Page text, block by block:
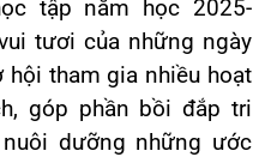
tập năm học 2025-
tươi của những ngày
hội tham gia nhiều hoạt
góp phần bồi đắp tri
dưỡng những ước